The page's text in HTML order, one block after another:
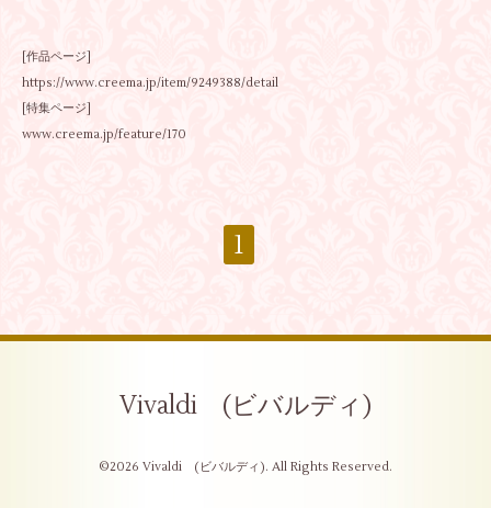
[作品ページ]
https://www.creema.jp/item/9249388/detail
[特集ページ]
www.creema.jp/feature/170
1
Vivaldi (ビバルディ)
©2026 Vivaldi (ビバルディ). All Rights Reserved.